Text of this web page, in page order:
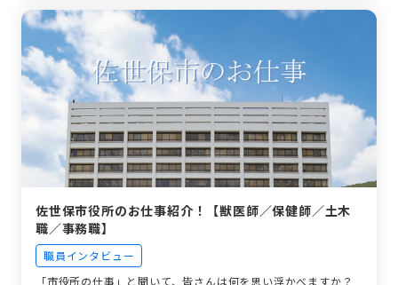
04:05今後挑戦したいこと
05:00
求職者に伝えたいこと
佐世保市役所のお仕事紹介！【獣医師／保健師／土木
職／事務職】
職員インタビュー
「市役所の仕事」と聞いて、皆さんは何を思い浮かべますか？